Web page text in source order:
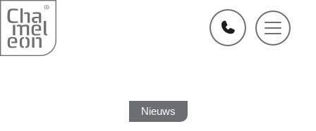
Nieuws